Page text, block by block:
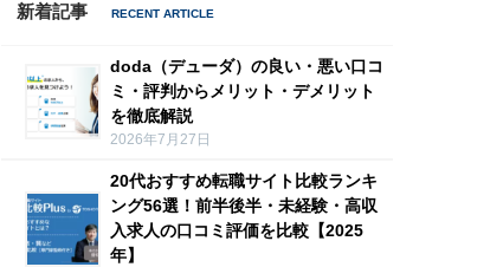
新着記事
doda（デューダ）の良い・悪い口コ
ミ・評判からメリット・デメリット
を徹底解説
2026年7月27日
20代おすすめ転職サイト比較ランキ
ング56選！前半後半・未経験・高収
入求人の口コミ評価を比較【2025
年】